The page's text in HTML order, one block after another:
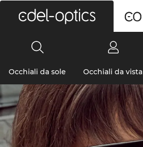
Occhiali da sole Occhiali da vista